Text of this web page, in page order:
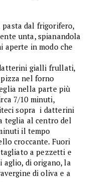
dal frigorifero,
unta, spianandola
aperte in modo che
gialli frullati,
nel forno
nella parte più
7/10 minuti,
sopra i datterini
teglia al centro del
il tempo
croccante. Fuori
a pezzetti e
aglio, di origano, la
di oliva e a